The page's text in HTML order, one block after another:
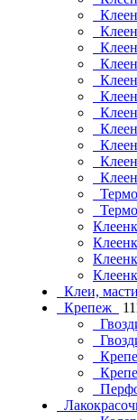
Клеи,
Крепеж